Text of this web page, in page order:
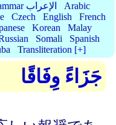
Grammar الإعراب
Arabic
Czech English
French
Korean
Malay
Somali
Spanish
Transliteration [+]
جَزَاءً وِفَاقًا